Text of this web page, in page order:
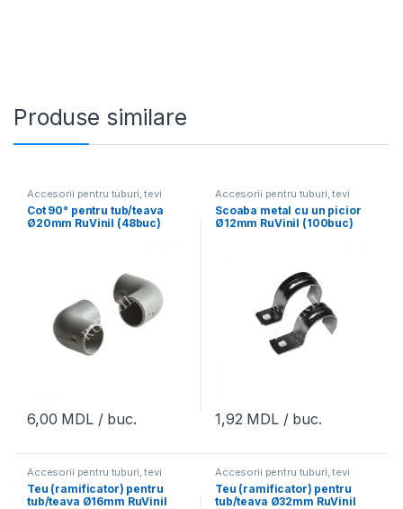
Produse similare
Accesorii pentru tuburi, tevi
Cot 90° pentru tub/teava
Ø20mm RuVinil (48buc)
6,00 MDL/ buc.
Accesorii pentru tuburi, tevi
Scoaba metal cu un picior
Ø12mm RuVinil (100buc)
1,92 MDL/ buc.
Accesorii pentru tuburi, tevi
Teu (ramificator) pentru
tub/teava Ø16mm RuVinil
Accesorii pentru tuburi, tevi
Teu (ramificator) pentru
tub/teava Ø32mm RuVinil